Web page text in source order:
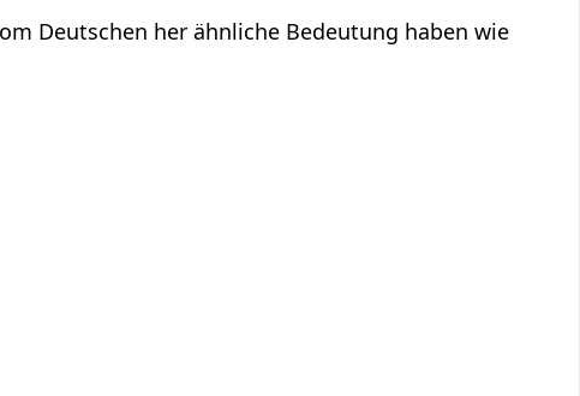
Deutschen her ähnliche Bedeutung haben wie